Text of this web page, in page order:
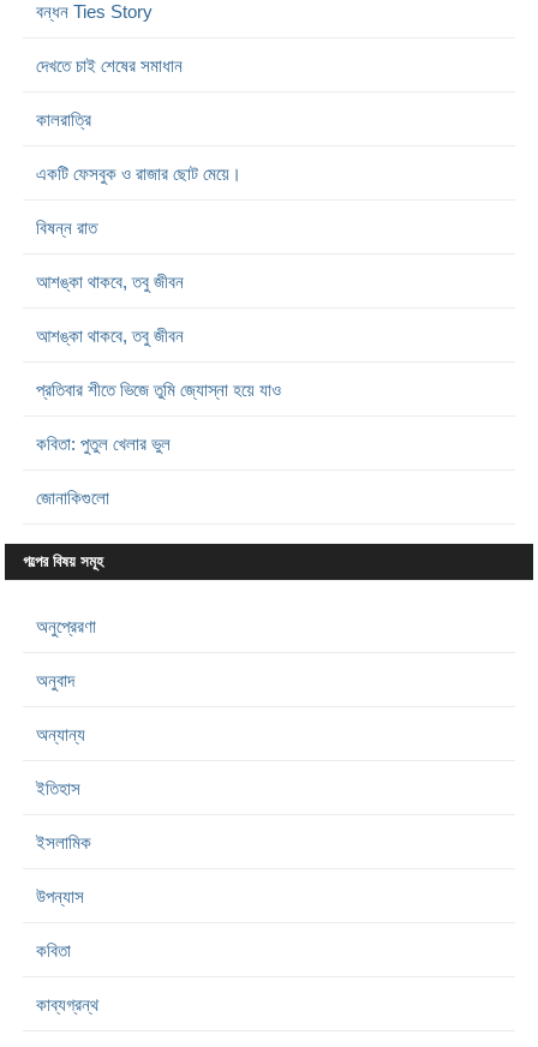
বন্ধন Ties Story
দেখতে চাই শেষের সমাধান
কালরাত্রি
একটি ফেসবুক ও রাজার ছোট মেয়ে।
বিষন্ন রাত
আশঙ্কা থাকবে, তবু জীবন
আশঙ্কা থাকবে, তবু জীবন
প্রতিবার শীতে ভিজে তুমি জ্যোস্না হয়ে যাও
কবিতা: পুতুল খেলার ভুল
জোনাকিগুলো
গল্পের বিষয় সমূহ
অনুপ্রেরণা
অনুবাদ
অন্যান্য
ইতিহাস
ইসলামিক
উপন্যাস
কবিতা
কাব্যগ্রন্থ